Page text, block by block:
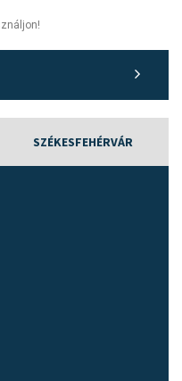
SZÉKESFEHÉRVÁR